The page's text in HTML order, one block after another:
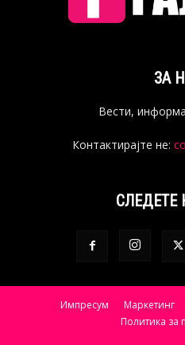
ЗА
Вести,
Контактирајте не:
СЛЕДЕТЕ
Импресум Маркетинг
Политика за